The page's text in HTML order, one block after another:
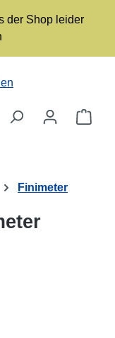
der Shop leider
Finimeter